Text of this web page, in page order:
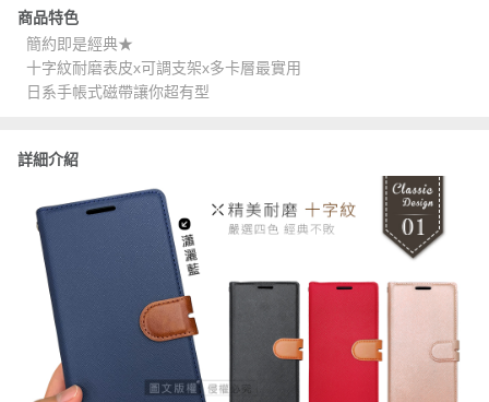
商品特色
簡約即是經典★
十字紋耐磨表皮x可調支架x多卡層最實用
日系手帳式磁帶讓你超有型
詳細介紹